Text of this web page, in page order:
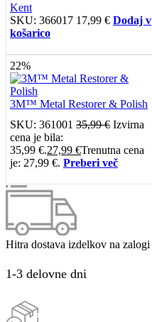
Kent
SKU: 366017 17,99 € Dodaj v
košarico
22%
3M™ Metal Restorer & Polish
SKU: 361001 35,99€ Izvirna
cena je bila:
35,99 €.27,99 €Trenutna cena
je: 27,99 €. Preberi več
Hitra dostava izdelkov na zalogi
1-3 delovne dni